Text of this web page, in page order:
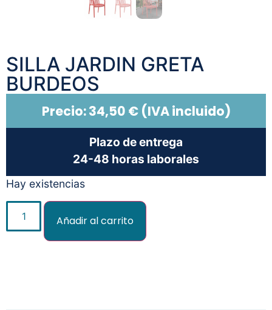
SILLA JARDIN GRETA
BURDEOS
Precio:34,50 €(IVA incluido)
Plazo de entrega
24-48 horas laborales
Hay existencias
Añadir al carrito